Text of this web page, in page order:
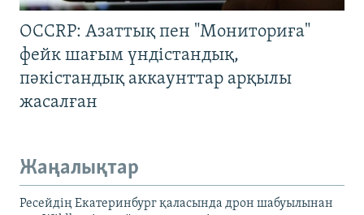
OCCRP: Азаттық пен "Мониториға"
фейк шағым үндістандық,
пәкістандық аккаунттар арқылы
жасалған
Жаңалықтар
Ресейдің Екатеринбург қаласында дрон шабуылынан